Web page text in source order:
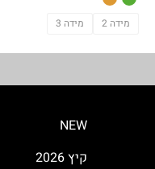
מידה 2 מידה 3
NEW
קיץ 2026